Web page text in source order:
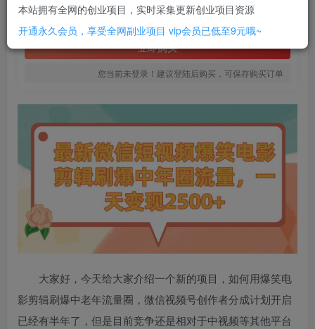
SVIP全站会员 免费
立即购买
您当前未登录！建议登陆后购买，可保存购买订单
大家好，今天给大家介绍一个新的项目，如何用爆笑电
影剪辑刷爆中老年流量圈，微信视频号创作者分成计划开启
已经有半年了，但是目前竞争还是相对于中视频等其他平台
本站拥有全网的创业项目，实时采集更新创业项目资源
开通永久会员，享受全网副业项目 vip会员已低至9元哦~